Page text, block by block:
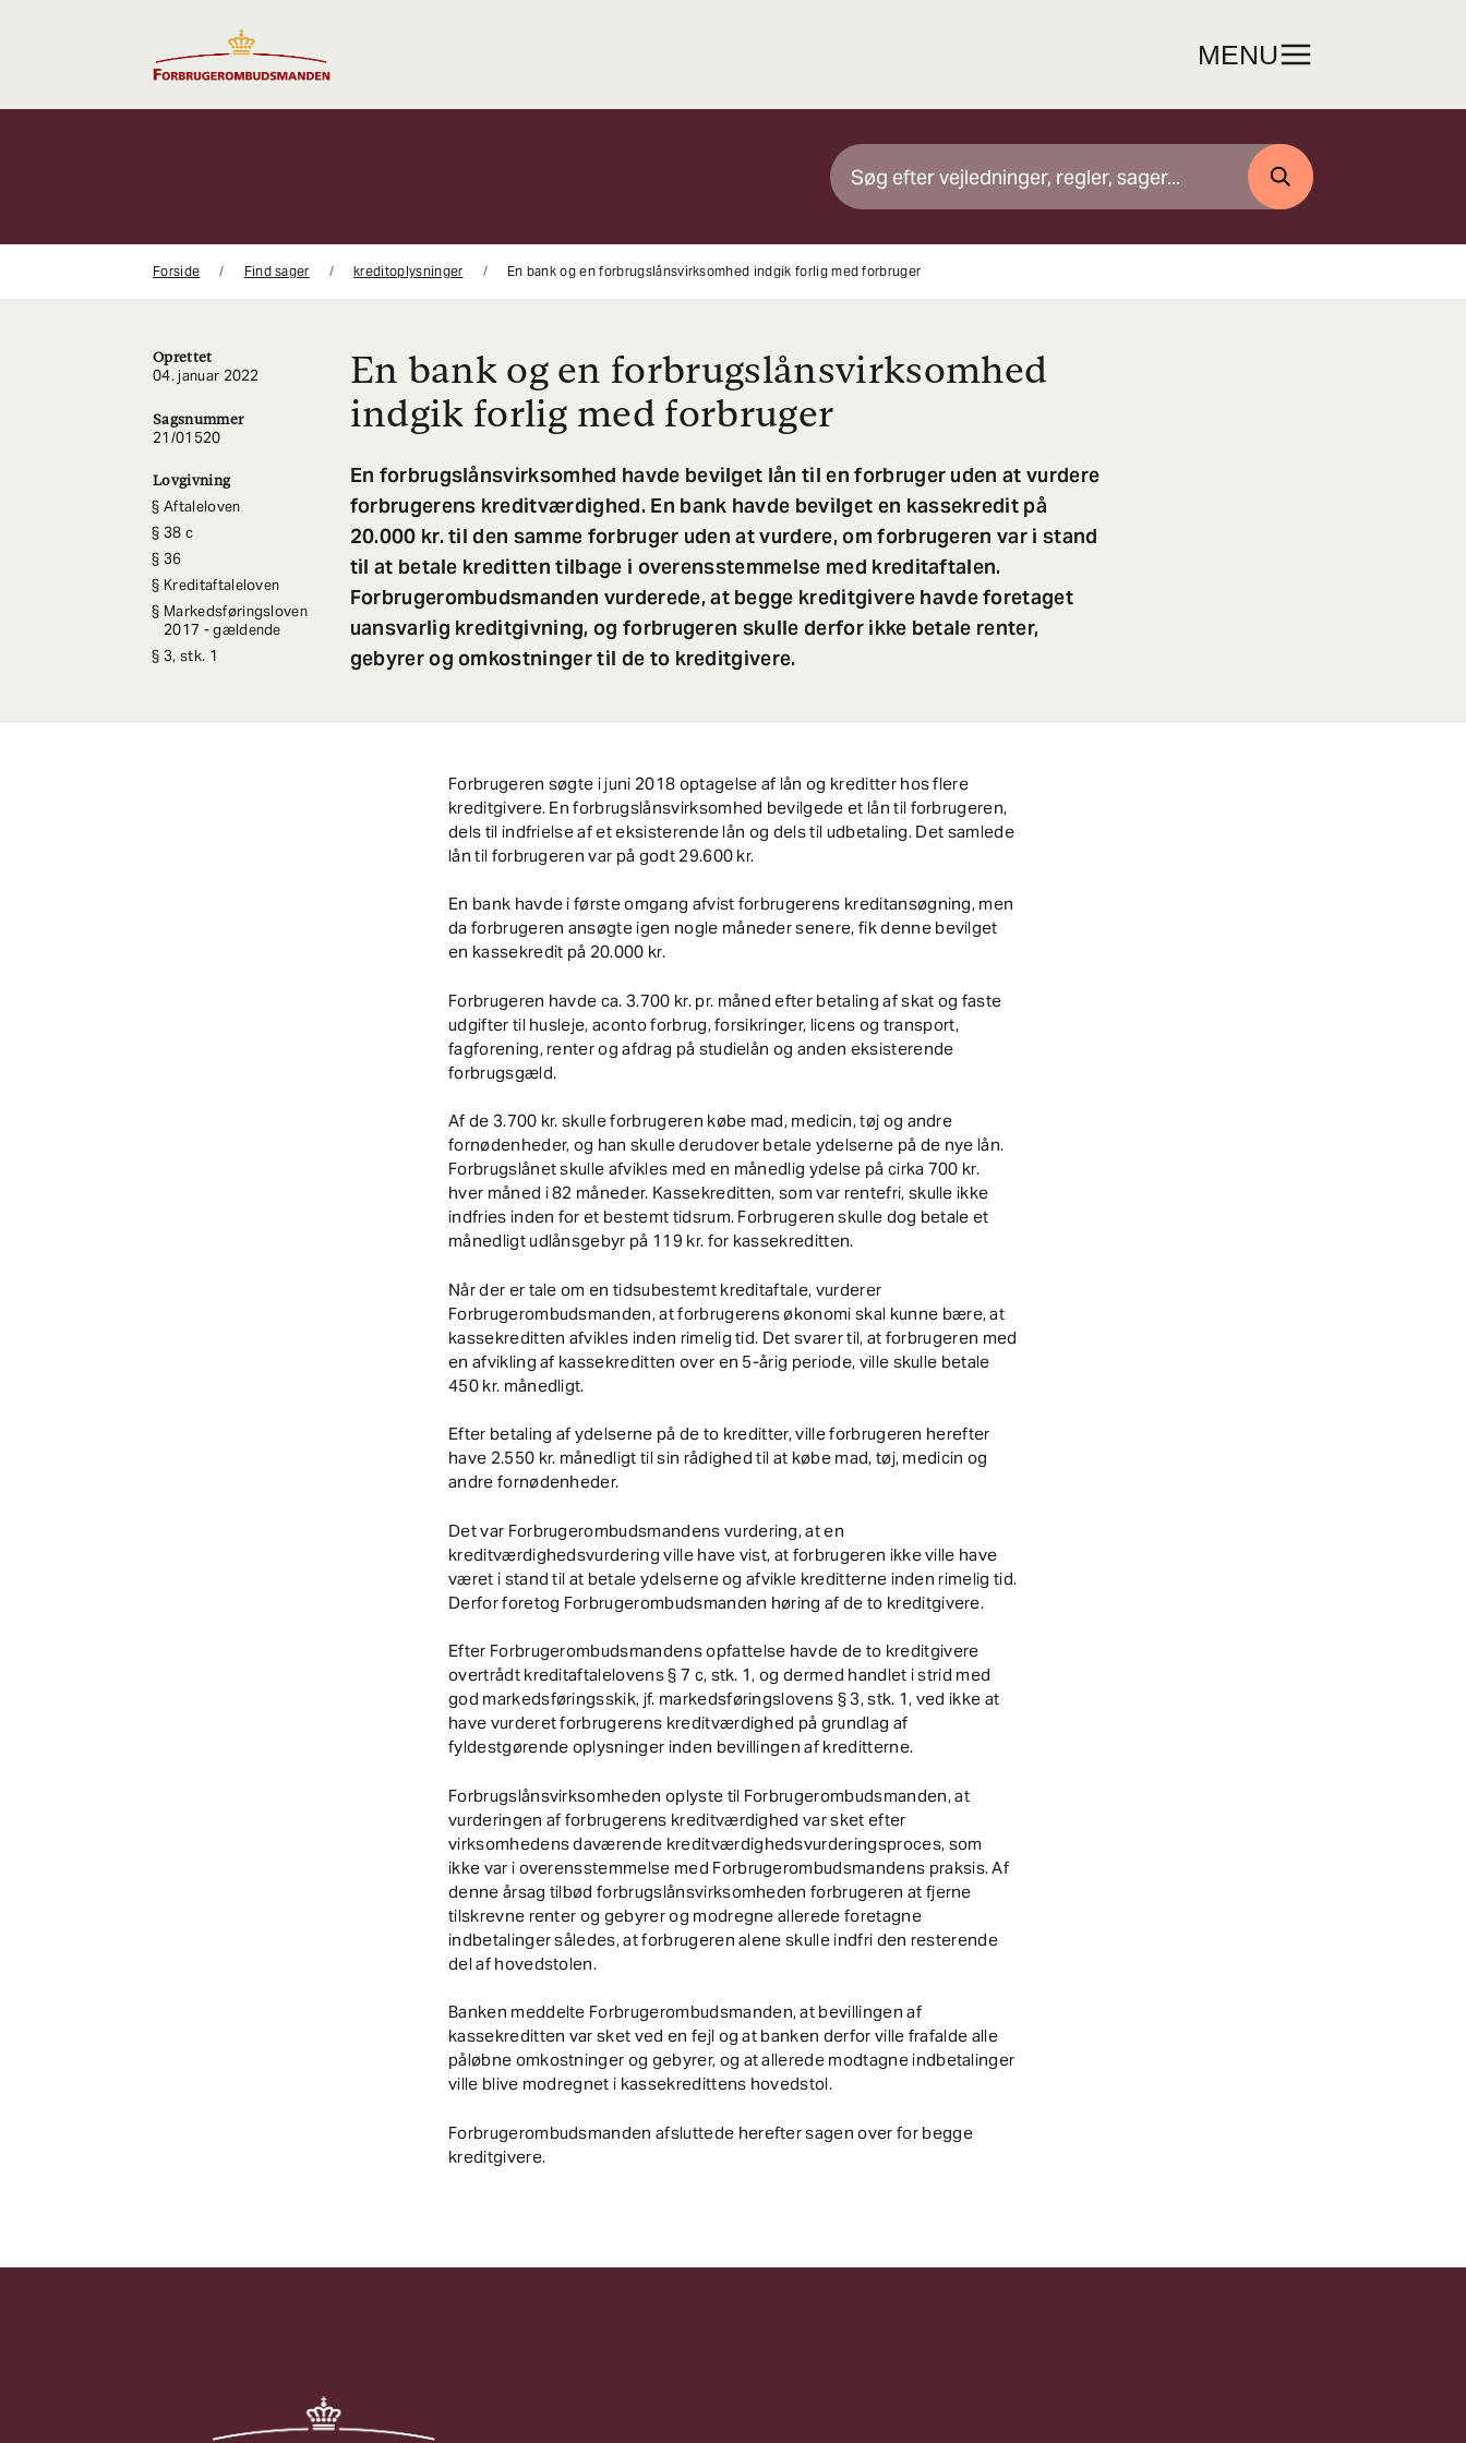
MENU
SØG
Forside Find sager kreditoplysninger En bank og en forbrugslånsvirksomhed indgik forlig med forbruger
Oprettet
04. januar 2022
Sagsnummer
21/01520
Lovgivning
Aftaleloven
38 c
36
Kreditaftaleloven
Markedsføringsloven
2017 - gældende
3, stk. 1
En bank og en forbrugslånsvirksomhed
indgik forlig med forbruger
En forbrugslånsvirksomhed havde bevilget lån til en forbruger uden at vurdere
forbrugerens kreditværdighed. En bank havde bevilget en kassekredit på
20.000 kr. til den samme forbruger uden at vurdere, om forbrugeren var i stand
til at betale kreditten tilbage i overensstemmelse med kreditaftalen.
Forbrugerombudsmanden vurderede, at begge kreditgivere havde foretaget
uansvarlig kreditgivning, og forbrugeren skulle derfor ikke betale renter,
gebyrer og omkostninger til de to kreditgivere.
Forbrugeren søgte i juni 2018 optagelse af lån og kreditter hos flere
kreditgivere. En forbrugslånsvirksomhed bevilgede et lån til forbrugeren,
dels til indfrielse af et eksisterende lån og dels til udbetaling. Det samlede
lån til forbrugeren var på godt 29.600 kr.
En bank havde i første omgang afvist forbrugerens kreditansøgning, men
da forbrugeren ansøgte igen nogle måneder senere, fik denne bevilget
en kassekredit på 20.000 kr.
Forbrugeren havde ca. 3.700 kr. pr. måned efter betaling af skat og faste
udgifter til husleje, aconto forbrug, forsikringer, licens og transport,
fagforening, renter og afdrag på studielån og anden eksisterende
forbrugsgæld.
Af de 3.700 kr. skulle forbrugeren købe mad, medicin, tøj og andre
fornødenheder, og han skulle derudover betale ydelserne på de nye lån.
Forbrugslånet skulle afvikles med en månedlig ydelse på cirka 700 kr.
hver måned i 82 måneder. Kassekreditten, som var rentefri, skulle ikke
indfries inden for et bestemt tidsrum. Forbrugeren skulle dog betale et
månedligt udlånsgebyr på 119 kr. for kassekreditten.
Når der er tale om en tidsubestemt kreditaftale, vurderer
Forbrugerombudsmanden, at forbrugerens økonomi skal kunne bære, at
kassekreditten afvikles inden rimelig tid. Det svarer til, at forbrugeren med
en afvikling af kassekreditten over en 5-årig periode, ville skulle betale
450 kr. månedligt.
Efter betaling af ydelserne på de to kreditter, ville forbrugeren herefter
have 2.550 kr. månedligt til sin rådighed til at købe mad, tøj, medicin og
andre fornødenheder.
Det var Forbrugerombudsmandens vurdering, at en
kreditværdighedsvurdering ville have vist, at forbrugeren ikke ville have
været i stand til at betale ydelserne og afvikle kreditterne inden rimelig tid.
Derfor foretog Forbrugerombudsmanden høring af de to kreditgivere.
Efter Forbrugerombudsmandens opfattelse havde de to kreditgivere
overtrådt kreditaftalelovens § 7 c, stk. 1, og dermed handlet i strid med
god markedsføringsskik, jf. markedsføringslovens § 3, stk. 1, ved ikke at
have vurderet forbrugerens kreditværdighed på grundlag af
fyldestgørende oplysninger inden bevillingen af kreditterne.
Forbrugslånsvirksomheden oplyste til Forbrugerombudsmanden, at
vurderingen af forbrugerens kreditværdighed var sket efter
virksomhedens daværende kreditværdighedsvurderingsproces, som
ikke var i overensstemmelse med Forbrugerombudsmandens praksis. Af
denne årsag tilbød forbrugslånsvirksomheden forbrugeren at fjerne
tilskrevne renter og gebyrer og modregne allerede foretagne
indbetalinger således, at forbrugeren alene skulle indfri den resterende
del af hovedstolen.
Banken meddelte Forbrugerombudsmanden, at bevillingen af
kassekreditten var sket ved en fejl og at banken derfor ville frafalde alle
påløbne omkostninger og gebyrer, og at allerede modtagne indbetalinger
ville blive modregnet i kassekredittens hovedstol.
Forbrugerombudsmanden afsluttede herefter sagen over for begge
kreditgivere.